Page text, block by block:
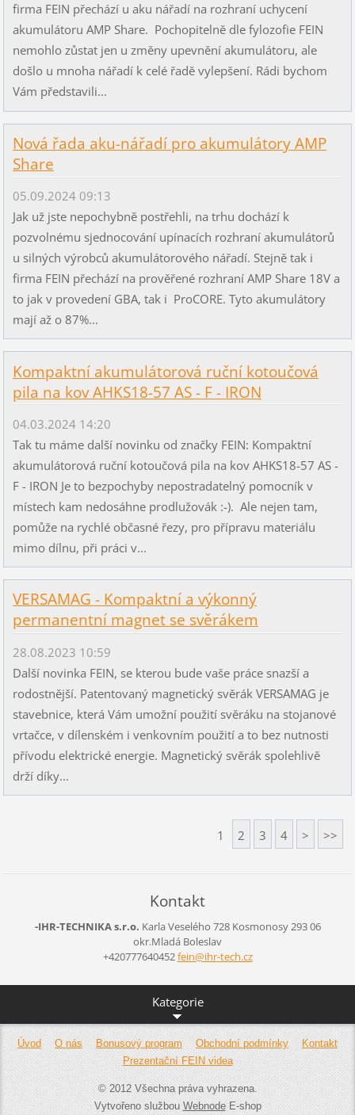
firma FEIN přechází u aku nářadí na rozhraní uchycení
akumulátoru AMP Share. Pochopitelně dle fylozofie FEIN
nemohlo zůstat jen u změny upevnění akumulátoru, ale
došlo u mnoha nářadí k celé řadě vylepšení. Rádi bychom
Vám představili...
Nová řada aku-nářadí pro akumulátory AMP
Share
05.09.2024 09:13
Jak už jste nepochybně postřehli, na trhu dochází k
pozvolnému sjednocování upínacích rozhraní akumulátorů
u silných výrobců akumulátorového nářadí. Stejně tak i
firma FEIN přechází na prověřené rozhraní AMP Share 18V a
to jak v provedení GBA, tak i ProCORE. Tyto akumulátory
mají až o 87%...
Kompaktní akumulátorová ruční kotoučová
pila na kov AHKS18-57 AS - F - IRON
04.03.2024 14:20
Tak tu máme další novinku od značky FEIN: Kompaktní
akumulátorová ruční kotoučová pila na kov AHKS18-57 AS -
F - IRON Je to bezpochyby nepostradatelný pomocník v
místech kam nedosáhne prodlužovák :-). Ale nejen tam,
pomůže na rychlé občasné řezy, pro přípravu materiálu
mimo dílnu, při práci v...
VERSAMAG - Kompaktní a výkonný
permanentní magnet se svěrákem
28.08.2023 10:59
Další novinka FEIN, se kterou bude vaše práce snazší a
rodostnější. Patentovaný magnetický svěrák VERSAMAG je
stavebnice, která Vám umožní použití svěráku na stojanové
vrtačce, v dílenském i venkovním použití a to bez nutnosti
přívodu elektrické energie. Magnetický svěrák spolehlivě
drží díky...
1 2 3 4 > >>
Kontakt
-IHR-TECHNIKA s.r.o. Karla Veselého 728Kosmonosy293 06
okr.Mladá Boleslav
+420777640452fein@ihr-tech.cz
Kategorie
Úvod O nás Bonusový program Obchodní podmínky
Kontakt
Prezentační FEIN videa
© 2012 Všechna práva vyhrazena.
Vytvořeno službouWebnodeE-shop